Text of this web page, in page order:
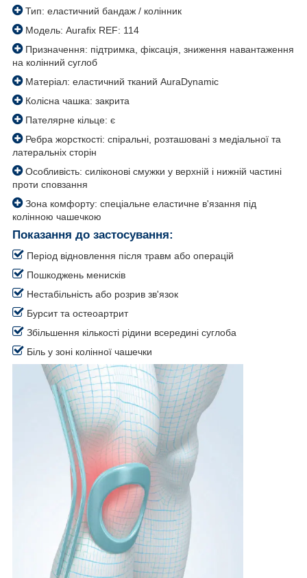
Тип: еластичний бандаж / колінник
Модель: Aurafix REF: 114
Призначення: підтримка, фіксація, зниження навантаження
на колінний суглоб
Матеріал: еластичний тканий AuraDynamic
Колісна чашка: закрита
Пателярне кільце: є
Ребра жорсткості: спіральні, розташовані з медіальної та
латеральніх сторін
Особливість: силіконові смужки у верхній і нижній частині
проти сповзання
Зона комфорту: спеціальне еластичне в'язання під
колінною чашечкою
Показання до застосування:
Період відновлення після травм або операцій
Пошкоджень менисків
Нестабільність або розрив зв'язок
Бурсит та остеоартрит
Збільшення кількості рідини всередині суглоба
Біль у зоні колінної чашечки